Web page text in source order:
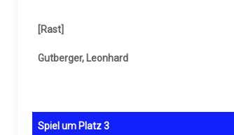
[Rast]
Gutberger, Leonhard
Spiel um Platz 3